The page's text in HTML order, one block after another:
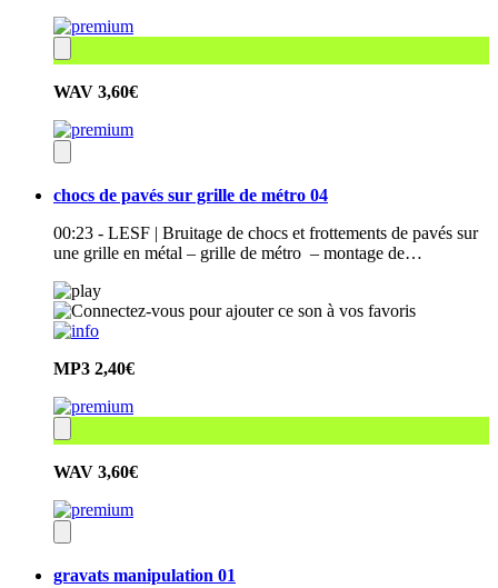
WAV 3,60€
chocs de pavés sur grille de métro 04
00:23 - LESF | Bruitage de chocs et frottements de pavés sur
une grille en métal – grille de métro – montage de…
MP3 2,40€
WAV 3,60€
gravats manipulation 01